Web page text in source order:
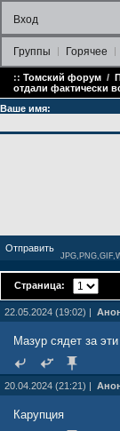
Вход
Группы Горячее
:: Томский форум /
отдали фактически
Ваше имя:
Страница:
22.05.2024 (19:02) |
Мазур сядет за
20.04.2024 (21:21) |
Карупция